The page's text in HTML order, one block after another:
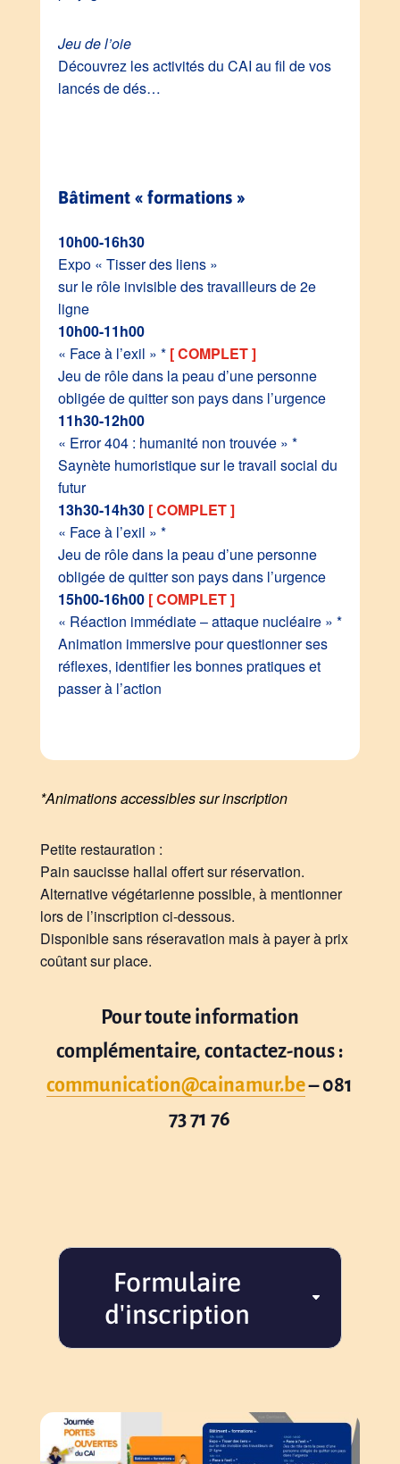
Jeu de l’oie
Découvrez les activités du CAI au fil de vos
lancés de dés…
Bâtiment « formations »
10h00-16h30
Expo « Tisser des liens »
sur le rôle invisible des travailleurs de 2e
ligne
10h00-11h00
« Face à l’exil » * [ COMPLET ]
Jeu de rôle dans la peau d’une personne
obligée de quitter son pays dans l’urgence
11h30-12h00
« Error 404 : humanité non trouvée » *
Saynète humoristique sur le travail social du
futur
13h30-14h30[ COMPLET ]
« Face à l’exil » *
Jeu de rôle dans la peau d’une personne
obligée de quitter son pays dans l’urgence
15h00-16h00 [ COMPLET ]
« Réaction immédiate – attaque nucléaire » *
Animation immersive pour questionner ses
réflexes, identifier les bonnes pratiques et
passer à l’action
*Animations accessibles sur inscription
Petite restauration :
Pain saucisse hallal offert sur réservation.
Alternative végétarienne possible, à mentionner
lors de l’inscription ci-dessous.
Disponible sans réseravation mais à payer à prix
coûtant sur place.
Pour toute information
complémentaire, contactez-nous :
communication@cainamur.be– 081
73 71 76
Formulaire
d'inscription